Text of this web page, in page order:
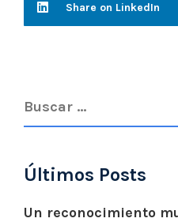
Share on LinkedIn
Últimos Posts
Un reconocimiento